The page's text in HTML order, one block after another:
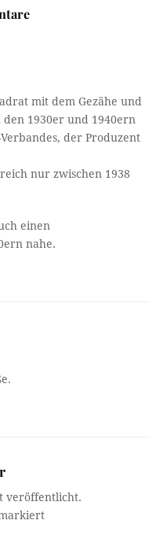
mit dem Gezähe und
1930er und 1940ern
der Produzent
nur zwischen 1938
einen
nahe.
veröffentlicht.